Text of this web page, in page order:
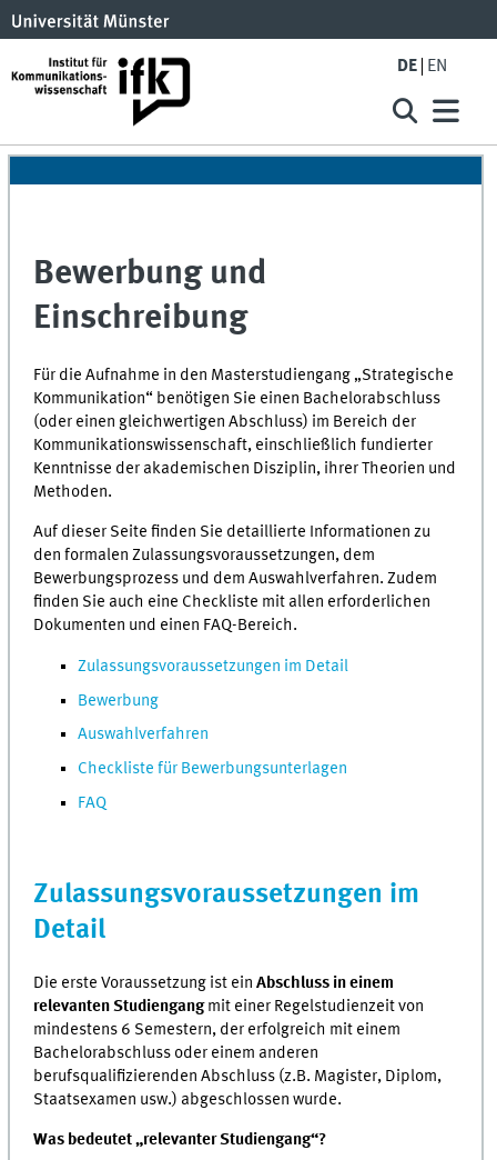
DE EN
Bewerbung und
Einschreibung
Für die Aufnahme in den Masterstudiengang „Strategische
Kommunikation“ benötigen Sie einen Bachelorabschluss
(oder einen gleichwertigen Abschluss) im Bereich der
Kommunikationswissenschaft, einschließlich fundierter
Kenntnisse der akademischen Disziplin, ihrer Theorien und
Methoden.
Auf dieser Seite finden Sie detaillierte Informationen zu
den formalen Zulassungsvoraussetzungen, dem
Bewerbungsprozess und dem Auswahlverfahren. Zudem
finden Sie auch eine Checkliste mit allen erforderlichen
Dokumenten und einen FAQ-Bereich.
Zulassungsvoraussetzungen im Detail
Bewerbung
Auswahlverfahren
Checkliste für Bewerbungsunterlagen
FAQ
Zulassungsvoraussetzungen im
Detail
Die erste Voraussetzung ist einAbschluss in einem
relevanten Studiengangmit einer Regelstudienzeit von
mindestens 6 Semestern, der erfolgreich mit einem
Bachelorabschluss oder einem anderen
berufsqualifizierenden Abschluss (z.B. Magister, Diplom,
Staatsexamen usw.) abgeschlossen wurde.
Was bedeutet „relevanter Studiengang“?